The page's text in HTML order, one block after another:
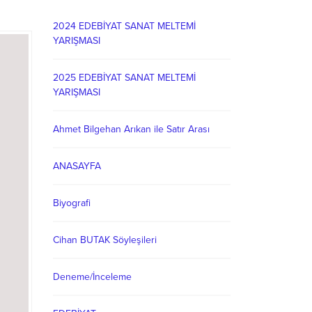
2024 EDEBİYAT SANAT MELTEMİ
YARIŞMASI
2025 EDEBİYAT SANAT MELTEMİ
YARIŞMASI
Ahmet Bilgehan Arıkan ile Satır Arası
ANASAYFA
Biyografi
Cihan BUTAK Söyleşileri
Deneme/İnceleme